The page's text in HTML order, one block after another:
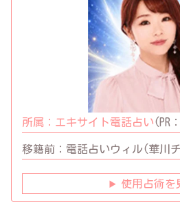
所属： エキサイト電話占い(PR
移籍前： 電話占いウィル(華川
使用占術を